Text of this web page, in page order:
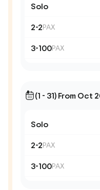
Solo
2-2PAX
3-100PAX
(1 - 31) From Oct
Solo
2-2PAX
3-100PAX